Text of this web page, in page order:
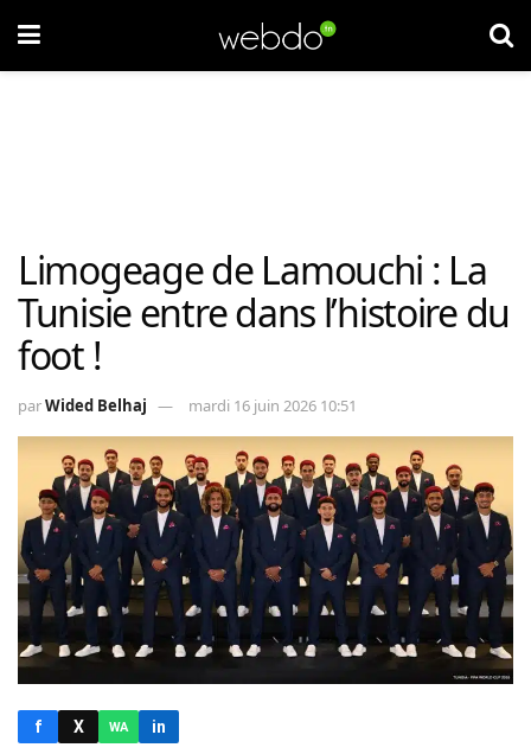
Limogeage de Lamouchi : La
Tunisie entre dans l’histoire du
foot !
parWided Belhaj mardi 16 juin 2026 10:51
f X WA in